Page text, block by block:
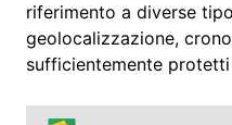
riferimento a diverse
geolocalizzazione,
sufficientemente protetti